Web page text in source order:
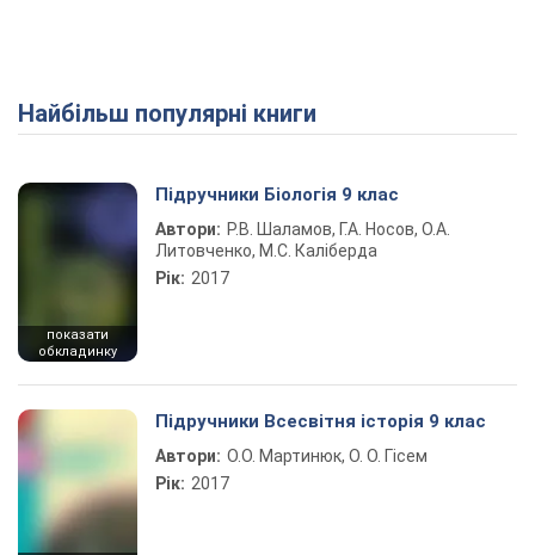
Play Video
Найбільш популярні книги
показати
обкладинку
Підручники Біологія 9 клас
Автори: Р.В. Шаламов, Г.А. Носов, О.А.
Литовченко, М.С. Каліберда
Рік: 2017
Підручники Всесвітня історія 9 клас
Автори: О.О. Мартинюк, О. О. Гісем
Рік: 2017